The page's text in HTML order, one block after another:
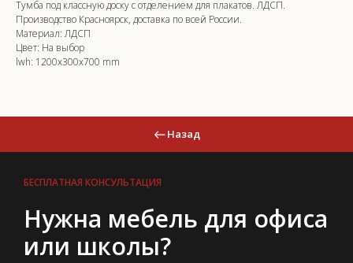
Тумба под классную доску с отделением для плакатов. ЛДСП.
Производство Красноярск, доставка по всей России.
Материал: ЛДСП
Цвет: На выбор
lwh: 1200x300x700 mm
Назад
БЕСПЛАТНАЯ КОНСУЛЬТАЦИЯ
Нужна мебель для офиса
или школы?